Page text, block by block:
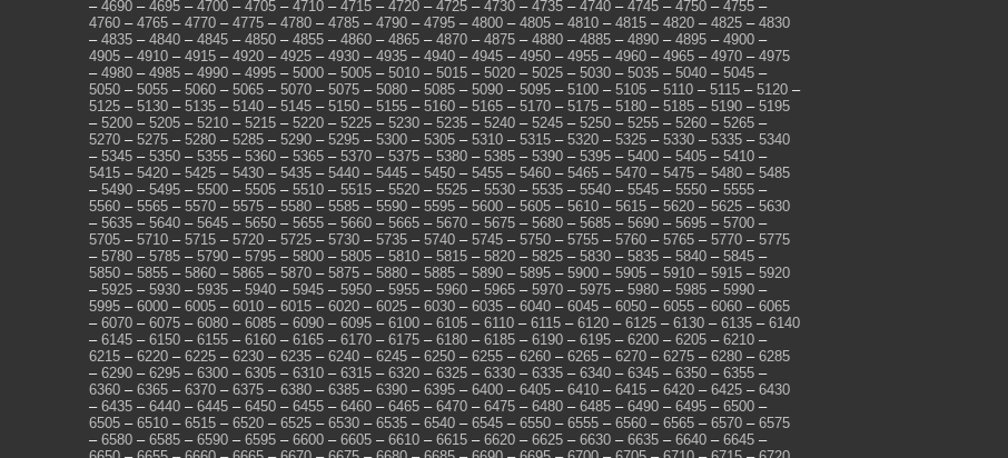
– 4690 – 4695 – 4700 – 4705 – 4710 – 4715 – 4720 – 4725 – 4730 – 4735 – 4740 – 4745 – 4750 – 4755 –
4760 – 4765 – 4770 – 4775 – 4780 – 4785 – 4790 – 4795 – 4800 – 4805 – 4810 – 4815 – 4820 – 4825 – 4830
– 4835 – 4840 – 4845 – 4850 – 4855 – 4860 – 4865 – 4870 – 4875 – 4880 – 4885 – 4890 – 4895 – 4900 –
4905 – 4910 – 4915 – 4920 – 4925 – 4930 – 4935 – 4940 – 4945 – 4950 – 4955 – 4960 – 4965 – 4970 – 4975
– 4980 – 4985 – 4990 – 4995 – 5000 – 5005 – 5010 – 5015 – 5020 – 5025 – 5030 – 5035 – 5040 – 5045 –
5050 – 5055 – 5060 – 5065 – 5070 – 5075 – 5080 – 5085 – 5090 – 5095 – 5100 – 5105 – 5110 – 5115 – 5120 –
5125 – 5130 – 5135 – 5140 – 5145 – 5150 – 5155 – 5160 – 5165 – 5170 – 5175 – 5180 – 5185 – 5190 – 5195
– 5200 – 5205 – 5210 – 5215 – 5220 – 5225 – 5230 – 5235 – 5240 – 5245 – 5250 – 5255 – 5260 – 5265 –
5270 – 5275 – 5280 – 5285 – 5290 – 5295 – 5300 – 5305 – 5310 – 5315 – 5320 – 5325 – 5330 – 5335 – 5340
– 5345 – 5350 – 5355 – 5360 – 5365 – 5370 – 5375 – 5380 – 5385 – 5390 – 5395 – 5400 – 5405 – 5410 –
5415 – 5420 – 5425 – 5430 – 5435 – 5440 – 5445 – 5450 – 5455 – 5460 – 5465 – 5470 – 5475 – 5480 – 5485
– 5490 – 5495 – 5500 – 5505 – 5510 – 5515 – 5520 – 5525 – 5530 – 5535 – 5540 – 5545 – 5550 – 5555 –
5560 – 5565 – 5570 – 5575 – 5580 – 5585 – 5590 – 5595 – 5600 – 5605 – 5610 – 5615 – 5620 – 5625 – 5630
– 5635 – 5640 – 5645 – 5650 – 5655 – 5660 – 5665 – 5670 – 5675 – 5680 – 5685 – 5690 – 5695 – 5700 –
5705 – 5710 – 5715 – 5720 – 5725 – 5730 – 5735 – 5740 – 5745 – 5750 – 5755 – 5760 – 5765 – 5770 – 5775
– 5780 – 5785 – 5790 – 5795 – 5800 – 5805 – 5810 – 5815 – 5820 – 5825 – 5830 – 5835 – 5840 – 5845 –
5850 – 5855 – 5860 – 5865 – 5870 – 5875 – 5880 – 5885 – 5890 – 5895 – 5900 – 5905 – 5910 – 5915 – 5920
– 5925 – 5930 – 5935 – 5940 – 5945 – 5950 – 5955 – 5960 – 5965 – 5970 – 5975 – 5980 – 5985 – 5990 –
5995 – 6000 – 6005 – 6010 – 6015 – 6020 – 6025 – 6030 – 6035 – 6040 – 6045 – 6050 – 6055 – 6060 – 6065
– 6070 – 6075 – 6080 – 6085 – 6090 – 6095 – 6100 – 6105 – 6110 – 6115 – 6120 – 6125 – 6130 – 6135 – 6140
– 6145 – 6150 – 6155 – 6160 – 6165 – 6170 – 6175 – 6180 – 6185 – 6190 – 6195 – 6200 – 6205 – 6210 –
6215 – 6220 – 6225 – 6230 – 6235 – 6240 – 6245 – 6250 – 6255 – 6260 – 6265 – 6270 – 6275 – 6280 – 6285
– 6290 – 6295 – 6300 – 6305 – 6310 – 6315 – 6320 – 6325 – 6330 – 6335 – 6340 – 6345 – 6350 – 6355 –
6360 – 6365 – 6370 – 6375 – 6380 – 6385 – 6390 – 6395 – 6400 – 6405 – 6410 – 6415 – 6420 – 6425 – 6430
– 6435 – 6440 – 6445 – 6450 – 6455 – 6460 – 6465 – 6470 – 6475 – 6480 – 6485 – 6490 – 6495 – 6500 –
6505 – 6510 – 6515 – 6520 – 6525 – 6530 – 6535 – 6540 – 6545 – 6550 – 6555 – 6560 – 6565 – 6570 – 6575
– 6580 – 6585 – 6590 – 6595 – 6600 – 6605 – 6610 – 6615 – 6620 – 6625 – 6630 – 6635 – 6640 – 6645 –